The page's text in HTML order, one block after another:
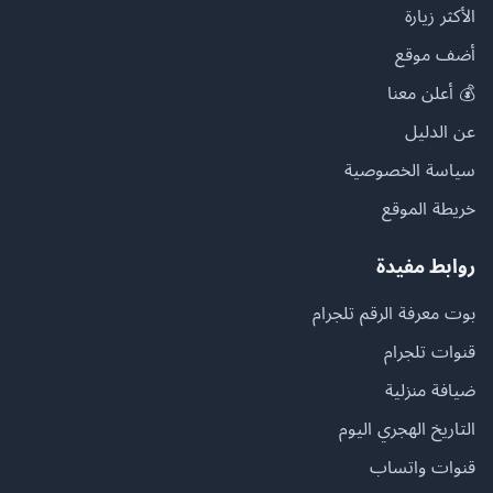
الأكثر زيارة
أضف موقع
💰 أعلن معنا
عن الدليل
سياسة الخصوصية
خريطة الموقع
روابط مفيدة
بوت معرفة الرقم تلجرام
قنوات تلجرام
ضيافة منزلية
التاريخ الهجري اليوم
قنوات واتساب